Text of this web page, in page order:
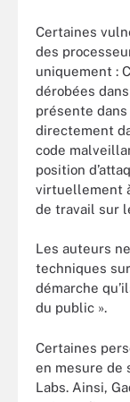
Certaines
des
uniquement :
dérobées
présente dans
directement
code
position
virtuellement
de travail sur
Les auteurs
techniques
démarche
du public ».
Certaines
en mesure de
Labs. Ainsi,